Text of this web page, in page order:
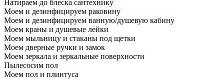
Натираем до блеска сантехнику
Моем и дезинфицируем раковину
Моем и дезинфицируем ванную/душевую кабину
Моем краны и душевые лейки
Моем мыльницу и стаканы под щетки
Моем дверные ручки и замок
Моем зеркала и зеркальные поверхности
Пылесосим пол
Моем пол и плинтуса